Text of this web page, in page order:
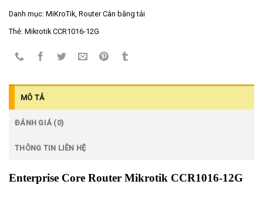
Danh mục: MiKroTik Router Cân bằng tải
Thẻ: Mikrotik CCR1016-12G
MÔ TẢ
ĐÁNH GIÁ (0)
THÔNG TIN LIÊN HỆ
Enterprise Core Router Mikrotik CCR1016-12G